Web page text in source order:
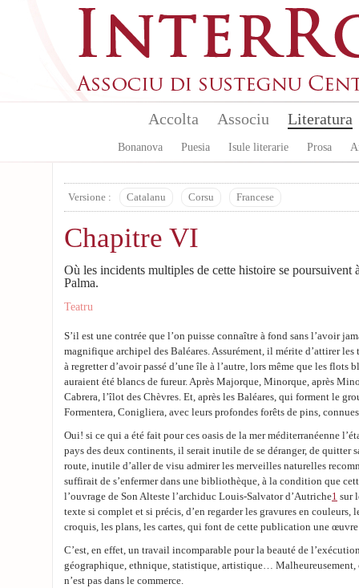
Accolta Associu Literatura
Bonanova Puesia Isule literarie Prosa
Versione : Catalanu Corsu Francese
Chapitre VI
Où les incidents multiples de cette histoire se poursuivent
Palma.
Teatru
S’il est une contrée que l’on puisse connaître à fond sans l’avoir
magnifique archipel des Baléares. Assurément, il mérite d’attirer
à regretter d’avoir passé d’une île à l’autre, lors même que les flots
auraient été blancs de fureur. Après Majorque, Minorque, après
Cabrera, l’îlot des Chèvres. Et, après les Baléares, qui forment le
Formentera, Conigliera, avec leurs profondes forêts de pins,
Oui! si ce qui a été fait pour ces oasis de la mer méditerranéenne
pays des deux continents, il serait inutile de se déranger, de quitter
route, inutile d’aller de visu admirer les merveilles naturelles
suffirait de s’enfermer dans une bibliothèque, à la condition que
l’ouvrage de Son Alteste l’archiduc Louis-Salvator d’Autriche1 sur
texte si complet et si précis, d’en regarder les gravures en couleurs,
croquis, les plans, les cartes, qui font de cette publication une
C’est, en effet, un travail incomparable pour la beauté de
géographique, ethnique, statistique, artistique… Malheureusement,
n’est pas dans le commerce.